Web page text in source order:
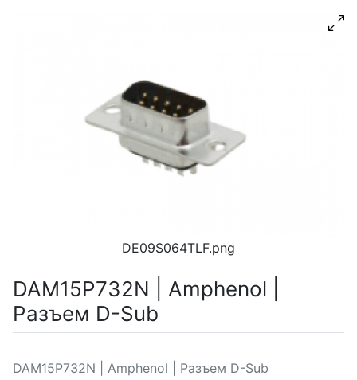
DE09S064TLF.png
DAM15P732N | Amphenol |
Разъем D-Sub
DAM15P732N | Amphenol | Разъем D-Sub